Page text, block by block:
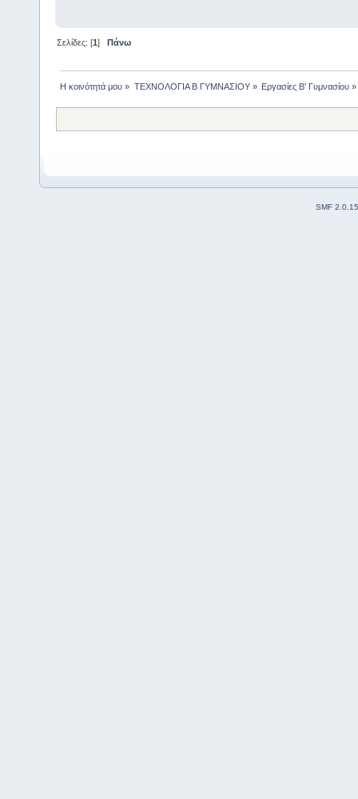
Σελίδες: [1]Πάνω
Η κοινότητά μου » ΤΕΧΝΟΛΟΓΙΑ Β ΓΥΜΝΑΣΙΟΥ» Eργασίες Β' Γυμνασίου»
SMF 2.0.15